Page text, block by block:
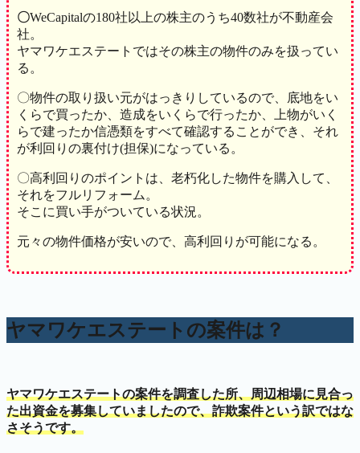
〇WeCapitalの180社以上の株主のうち40数社が不動産会
社。
ヤマワケエステートではその株主の物件のみを扱ってい
る。
〇物件の取り扱い元がはっきりしているので、底地をい
くらで買ったか、造成をいくらで行ったか、上物がいく
らで建ったか信憑類をすべて確認することができ、それ
が利回りの裏付け(担保)になっている。
〇高利回りのポイントは、老朽化した物件を購入して、
それをフルリフォーム。
そこに買い手がついている状況。
元々の物件価格が安いので、高利回りが可能になる。
ヤマワケエステートの案件は？
ヤマワケエステートの案件を調査した所、周辺相場に見合っ
た出資金を募集していましたので、詐欺案件という訳ではな
さそうです。